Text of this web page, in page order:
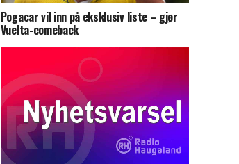
Pogacar vil inn på eksklusiv liste – gjør
Vuelta-comeback